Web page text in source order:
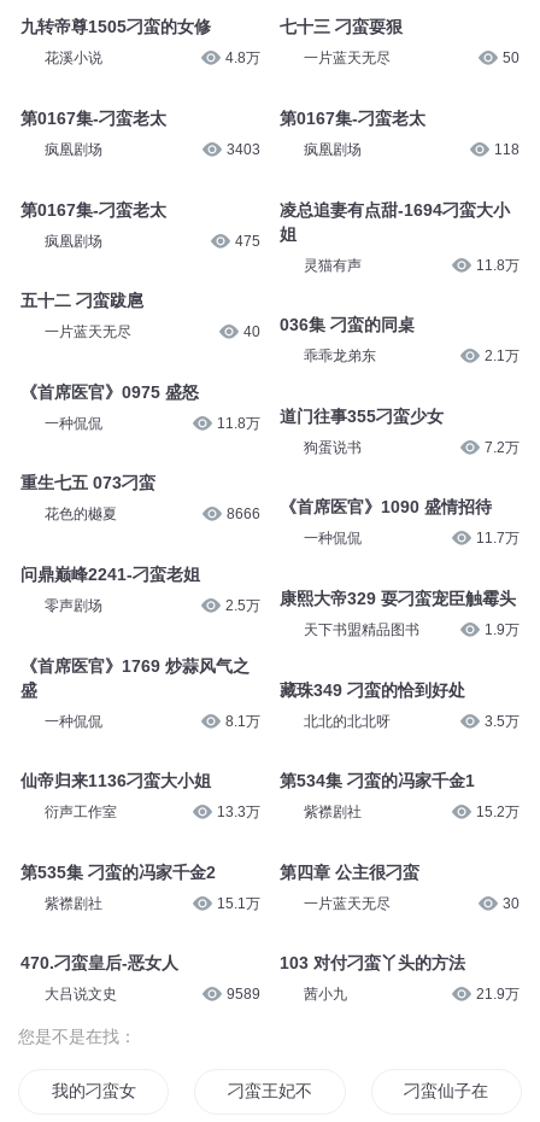
九转帝尊1505刁蛮的女修
花溪小说 4.8万
第0167集-刁蛮老太
疯凰剧场 3403
第0167集-刁蛮老太
疯凰剧场 475
五十二 刁蛮跋扈
一片蓝天无尽 40
《首席医官》0975 盛怒
一种侃侃 11.8万
重生七五 073刁蛮
花色的樾夏 8666
问鼎巅峰2241-刁蛮老姐
零声剧场 2.5万
《首席医官》1769 炒蒜风气之
盛
一种侃侃 8.1万
仙帝归来1136刁蛮大小姐
衍声工作室 13.3万
第535集 刁蛮的冯家千金2
紫襟剧社 15.1万
470.刁蛮皇后-恶女人
大吕说文史 9589
七十三 刁蛮耍狠
一片蓝天无尽 50
第0167集-刁蛮老太
疯凰剧场 118
凌总追妻有点甜-1694刁蛮大小
姐
灵猫有声 11.8万
036集 刁蛮的同桌
乖乖龙弟东 2.1万
道门往事355刁蛮少女
狗蛋说书 7.2万
《首席医官》1090 盛情招待
一种侃侃 11.7万
康熙大帝329 耍刁蛮宠臣触霉头
天下书盟精品图书 1.9万
藏珠349 刁蛮的恰到好处
北北的北北呀 3.5万
第534集 刁蛮的冯家千金1
紫襟剧社 15.2万
第四章 公主很刁蛮
一片蓝天无尽 30
103 对付刁蛮丫头的方法
茜小九 21.9万
您是不是在找：
我的刁蛮女神 刁蛮王妃不好惹 刁蛮仙子在异界